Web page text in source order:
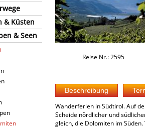
& Küsten
& Seen
Reise Nr.: 2595
Wanderferien in Südtirol. Auf
Scheide nördlicher und
gleich, die Dolomiten im